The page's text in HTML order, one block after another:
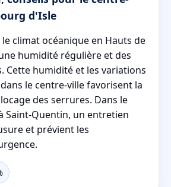
d'Isle
climat océanique en Hauts de
humidité régulière et des
Cette humidité et les variations
le centre-ville favorisent la
des serrures. Dans le
Saint-Quentin, un entretien
et prévient les